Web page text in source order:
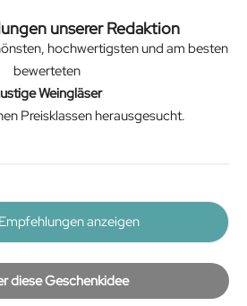
unserer Redaktion
hochwertigsten und am besten
bewerteten
Weingläser
Preisklassen herausgesucht.
anzeigen
diese Geschenkidee